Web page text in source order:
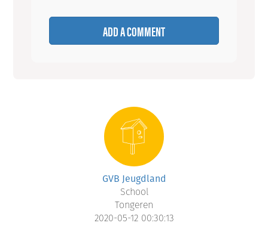
ADD A COMMENT
GVB Jeugdland
School
Tongeren
2020-05-12 00:30:13